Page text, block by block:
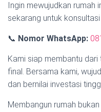
Ingin mewujudkan rumah
sekarang untuk
📞 Nomor WhatsApp:
Kami siap membantu
final. Bersama kami,
dan bernilai investasi
Membangun rumah